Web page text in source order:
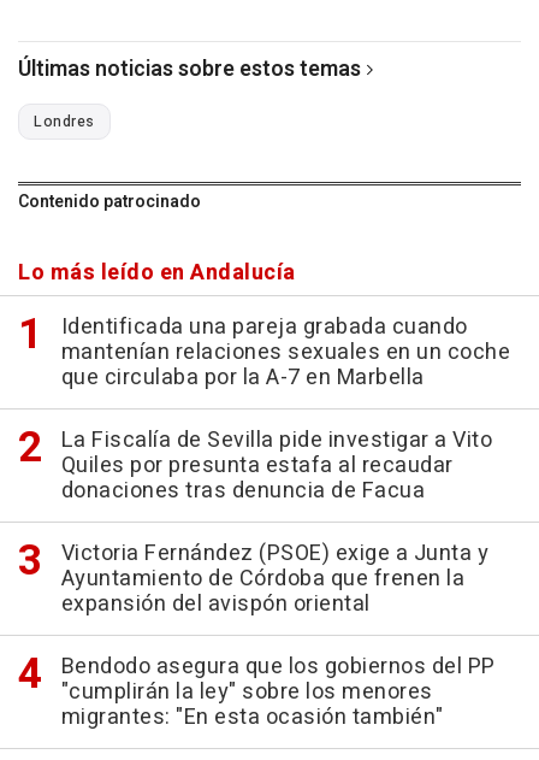
Últimas noticias sobre estos temas
Londres
Contenido patrocinado
Lo más leído en Andalucía
Identificada una pareja grabada cuando
mantenían relaciones sexuales en un coche
que circulaba por la A-7 en Marbella
La Fiscalía de Sevilla pide investigar a Vito
Quiles por presunta estafa al recaudar
donaciones tras denuncia de Facua
Victoria Fernández (PSOE) exige a Junta y
Ayuntamiento de Córdoba que frenen la
expansión del avispón oriental
Bendodo asegura que los gobiernos del PP
"cumplirán la ley" sobre los menores
migrantes: "En esta ocasión también"